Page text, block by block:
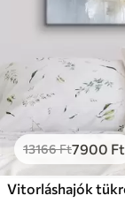
13166Ft7900 Ft